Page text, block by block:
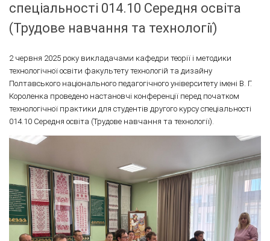
спеціальності 014.10 Середня освіта
(Трудове навчання та технології)
2 червня 2025 року викладачами кафедри теорії і методики
технологічної освіти факультету технологій та дизайну
Полтавського національного педагогічного університету імені В. Г.
Короленка проведено настановчі конференції перед початком
технологічної практики для студентів другого курсу спеціальності
014.10 Середня освіта (Трудове навчання та технології).